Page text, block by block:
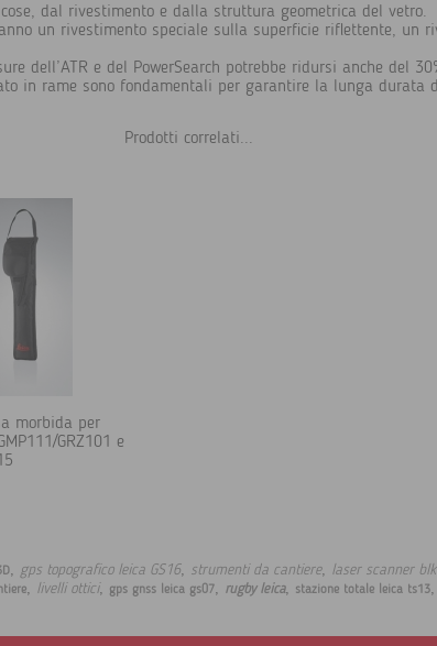
dal rivestimento e dalla struttura geometrica del vetro.
un rivestimento speciale sulla superficie riflettente, un
dell’ATR e del PowerSearch potrebbe ridursi anche del
in rame sono fondamentali per garantire la lunga durata
Prodotti correlati...
morbida per
GRZ101 e
, gps topografico leica GS16, strumenti da cantiere, laser scanner
, livelli ottici, gps gnss leica gs07, rugby leica, stazione totale leica ts13,